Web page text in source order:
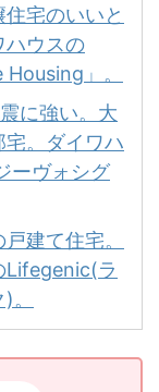
宅のいいと
ハウスの
Housing」。
に強い。大
宅。ダイワハ
ーヴォシグ
建て住宅。
Lifegenic(ラ
。